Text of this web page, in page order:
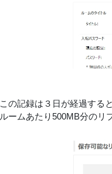
この記録は３日が経過する
ルームあたり500MB分のリ